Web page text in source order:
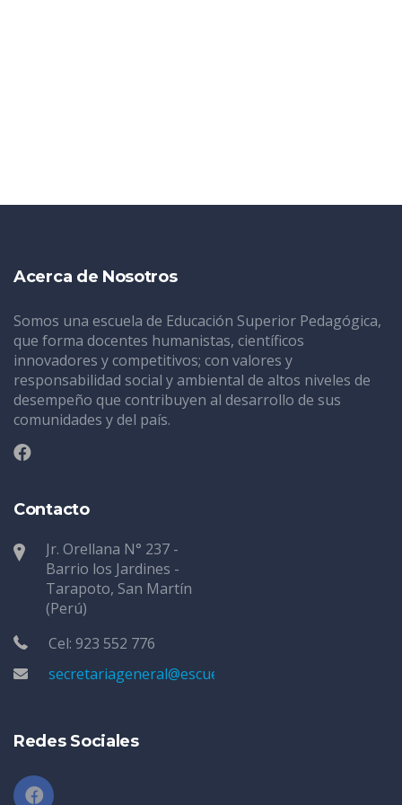
Acerca de Nosotros
Somos una escuela de Educación Superior Pedagógica,
que forma docentes humanistas, científicos
innovadores y competitivos; con valores y
responsabilidad social y ambiental de altos niveles de
desempeño que contribuyen al desarrollo de sus
comunidades y del país.
Contacto
Jr. Orellana N° 237 -
Barrio los Jardines -
Tarapoto, San Martín
(Perú)
Cel: 923 552 776
secretariageneral@escuelatarapoto.edu.pe
Redes Sociales